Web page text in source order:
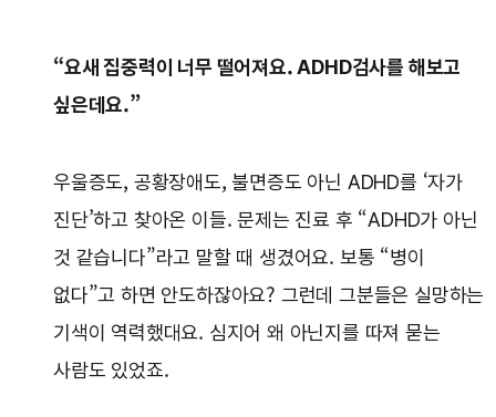
“요새 집중력이 너무 떨어져요. ADHD검사를 해보고
싶은데요.”
우울증도, 공황장애도, 불면증도 아닌 ADHD를 ‘자가
진단’하고 찾아온 이들. 문제는 진료 후 “ADHD가 아닌
것 같습니다”라고 말할 때 생겼어요. 보통 “병이
없다”고 하면 안도하잖아요? 그런데 그분들은 실망하는
기색이 역력했대요. 심지어 왜 아닌지를 따져 묻는
사람도 있었죠.